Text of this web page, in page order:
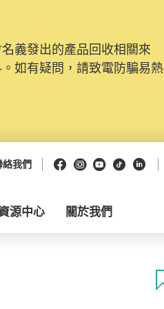
義發出的產品回收相關來
如有疑問，請致電防騙易熱
絡我們 Facebook
Instagram
Youtube
抖音領英
源中心 關於我們